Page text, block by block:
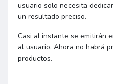
usuario solo necesita
un resultado preciso.
Casi al instante se emitirán
al usuario. Ahora no habrá
productos.